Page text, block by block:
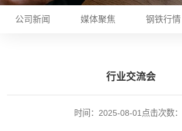
公司新闻 媒体聚焦 钢铁行情
行业交流会
时间：2025-08-01 点击次数：